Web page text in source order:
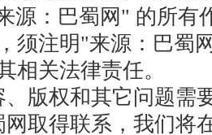
源：巴蜀网" 的所有
须注明"来源：巴蜀
相关法律责任。
、版权和其它问题需
取得联系，我们将